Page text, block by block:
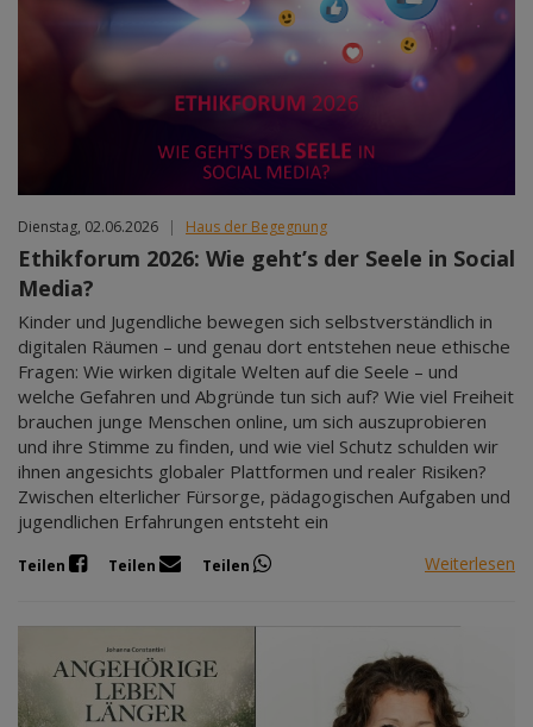
Jan 2027
Mär 2027
Apr 2027
Jun 2027
Jul 2027
Dienstag, 02.06.2026 | Haus der Begegnung
Ethikforum 2026: Wie geht’s der Seele in Social
Media?
Kinder und Jugendliche bewegen sich selbstverständlich in
digitalen Räumen – und genau dort entstehen neue ethische
Fragen: Wie wirken digitale Welten auf die Seele – und
welche Gefahren und Abgründe tun sich auf? Wie viel Freiheit
brauchen junge Menschen online, um sich auszuprobieren
und ihre Stimme zu finden, und wie viel Schutz schulden wir
ihnen angesichts globaler Plattformen und realer Risiken?
Zwischen elterlicher Fürsorge, pädagogischen Aufgaben und
jugendlichen Erfahrungen entsteht ein
Teilen Teilen Teilen Weiterlesen